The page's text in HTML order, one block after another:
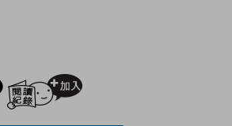
試閲